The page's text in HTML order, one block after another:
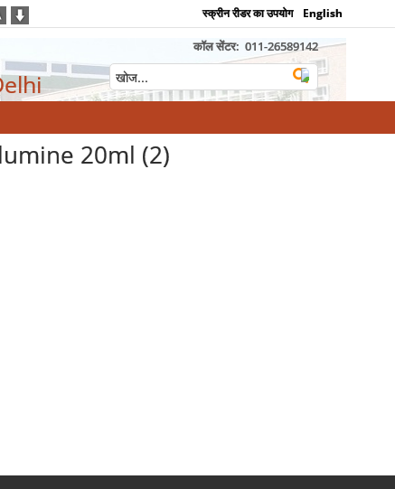
स्क्रीन रीडर का उपयोग English
कॉल सेंटर: 011-26589142
20ml (2)